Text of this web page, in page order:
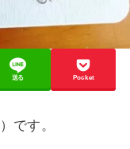
送る Pocket
）です。